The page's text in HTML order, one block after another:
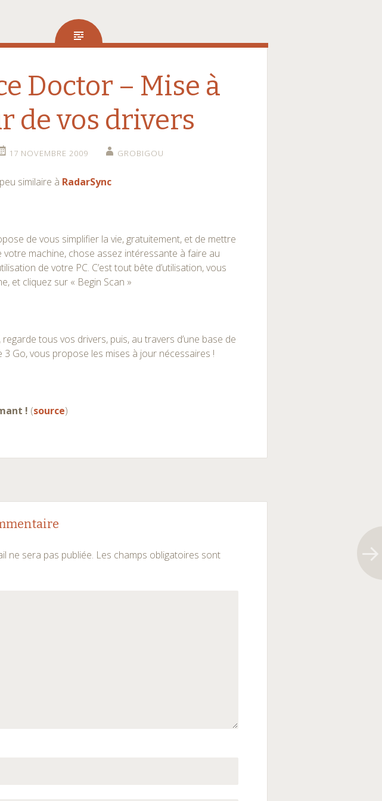
Doctor – Mise à
de vos drivers
17 NOVEMBRE 2009 GROBIGOU
similaire à RadarSync
de vous simplifier la vie, gratuitement, et de mettre
votre machine, chose assez intéressante à faire au
de votre PC. C’est tout bête d’utilisation, vous
et cliquez sur « Begin Scan »
regarde tous vos drivers, puis, au travers d’une base de
3 Go, vous propose les mises à jour nécessaires !
! (source)
ne sera pas publiée. Les champs obligatoires sont